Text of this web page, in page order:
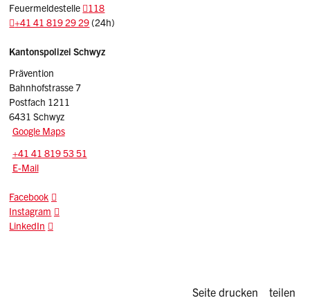
Feuermeldestelle
118
+41 41 819 29 29(24h)
Sidebar
Adresse
Kantonspolizei Schwyz
Prävention
Bahnhofstrasse 7
Postfach 1211
6431 Schwyz
Google Maps
Tel.:
+41 41 819 53 51
E-Mail: praevention.kapo
E-Mail
Facebook
Instagram
LinkedIn
Diese Seite
Seite drucken teilen